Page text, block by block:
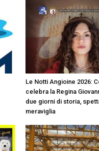
Le Notti Angioine 2026:
celebra la Regina
due giorni di storia,
meraviglia